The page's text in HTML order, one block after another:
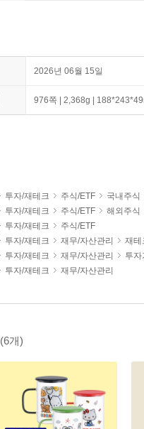
2026년 06월 15일
976쪽 | 2,368g |
투자/재테크 주식/ETF
국내주식
투자/재테크 주식/ETF
해외주식
투자/재테크
주식/ETF
투자/재테크 재무/자산관리
재테
투자/재테크 재무/자산관리
투
투자/재테크 재무/자산관리
(6개)